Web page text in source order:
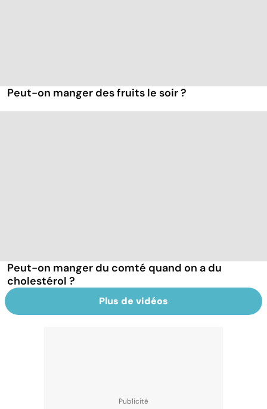
Peut-on manger des fruits le soir ?
Peut-on manger du comté quand on a du
cholestérol ?
Plus de vidéos